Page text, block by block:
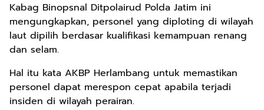
Kabag Binopsnal Ditpolairud Polda Jatim ini
mengungkapkan, personel yang diploting di wilayah
laut dipilih berdasar kualifikasi kemampuan renang
dan selam.
Hal itu kata AKBP Herlambang untuk memastikan
personel dapat merespon cepat apabila terjadi
insiden di wilayah perairan.